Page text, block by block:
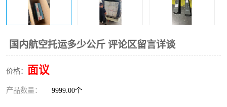
国内航空托运多少公斤 评论区留言详谈
价格： 面议
产品数量： 9999.00个